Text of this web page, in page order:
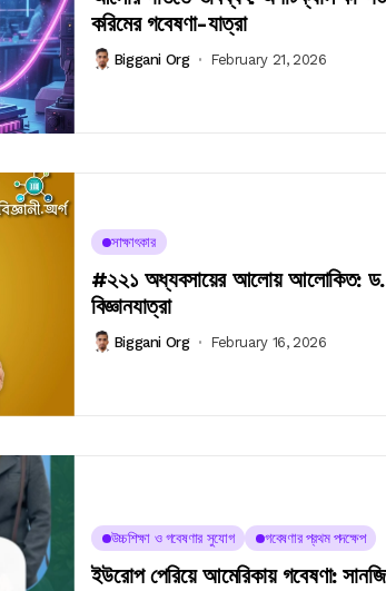
করিমের গবেষণা-যাত্রা
Biggani Org February 21, 2026
সাক্ষাৎকার
#২২১ অধ্যবসায়ের আলোয় আলোকিত: ড.
বিজ্ঞানযাত্রা
Biggani Org February 16, 2026
উচ্চশিক্ষা ও গবেষণার সুযোগ গবেষণার প্রথম পদক্ষেপ
ইউরোপ পেরিয়ে আমেরিকায় গবেষণা: